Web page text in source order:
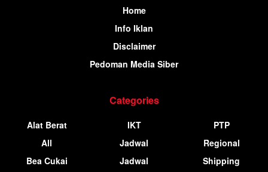
Home
Info Iklan
Disclaimer
Pedoman Media Siber
Categories
Alat Berat
All
Bea Cukai
IKT
Jadwal
Jadwal
PTP
Regional
Shipping